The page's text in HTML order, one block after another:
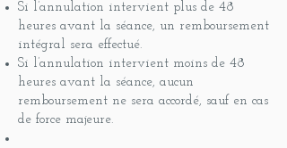
Si l’annulation intervient plus de 48
heures avant la séance, un remboursement
intégral sera effectué.
Si l’annulation intervient moins de 48
heures avant la séance, aucun
remboursement ne sera accordé, sauf en cas
de force majeure.